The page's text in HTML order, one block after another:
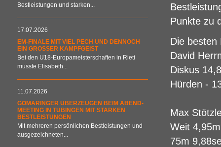
Bestleistungen und starken...
17.07.2026
EM-FINALE MIT VIEL PECH UND DENNOCH
EIN GROSSER KAMPFGEIST
Bei den U18-Europameisterschaften in Rieti
musste Elisabeth...
11.07.2026
GOMARINGER ÜBERZEUGEN BEIM ABEND-
MEETING IN TÜBINGEN MIT STARKEN
BESTLEISTUNGEN
Mit mehreren persönlichen Bestleistungen und
ausgezeichneten...
Punkte zu
Die besten
David
Diskus
Hürden -
Max
Weit
75m